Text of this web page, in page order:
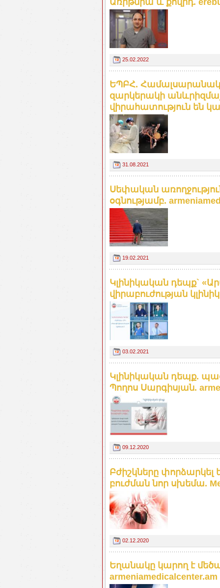
25.02.2022
ԵՊԲՀ.
զարկերակի
վիրահատություն են
31.08.2021
Սեփական
օգնությամբ.
19.02.2021
Կլինիկական դեպք`
վիրաբուժության
03.02.2021
Կլինիկական դեպք.
Պողոս Սարգիսյան.
09.12.2020
Բժիշկները
բուժման նոր սխեմա.
02.12.2020
Եղանակը կարող է
armeniamedicalcenter.am